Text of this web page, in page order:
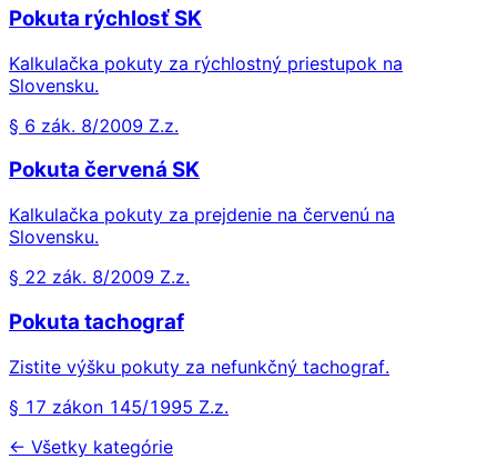
Pokuta rýchlosť SK
Kalkulačka pokuty za rýchlostný priestupok na
Slovensku.
§ 6 zák. 8/2009 Z.z.
Pokuta červená SK
Kalkulačka pokuty za prejdenie na červenú na
Slovensku.
§ 22 zák. 8/2009 Z.z.
Pokuta tachograf
Zistite výšku pokuty za nefunkčný tachograf.
§ 17 zákon 145/1995 Z.z.
← Všetky kategórie